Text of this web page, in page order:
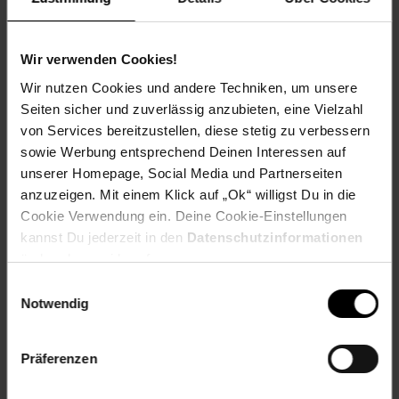
Wir verwenden Cookies!
Wir nutzen Cookies und andere Techniken, um unsere
Seiten sicher und zuverlässig anzubieten, eine Vielzahl
von Services bereitzustellen, diese stetig zu verbessern
sowie Werbung entsprechend Deinen Interessen auf
unserer Homepage, Social Media und Partnerseiten
anzuzeigen. Mit einem Klick auf „Ok“ willigst Du in die
Cookie Verwendung ein. Deine Cookie-Einstellungen
kannst Du jederzeit in den Datenschutzinformationen
ändern bzw. widerrufen.
Notwendig
Präferenzen
Versandinformationen
Herstellerinformationen
Fußzeile
Weitere Online-Angebote